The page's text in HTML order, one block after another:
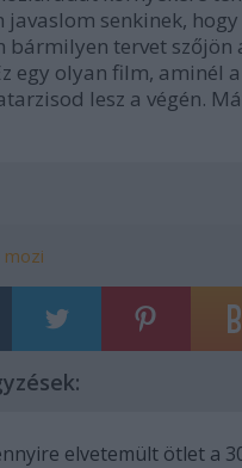
senkinek,
bármilyen tervet szőjön
egy olyan film, aminél a
lesz a végén.
mozi
elvetemült ötlet a